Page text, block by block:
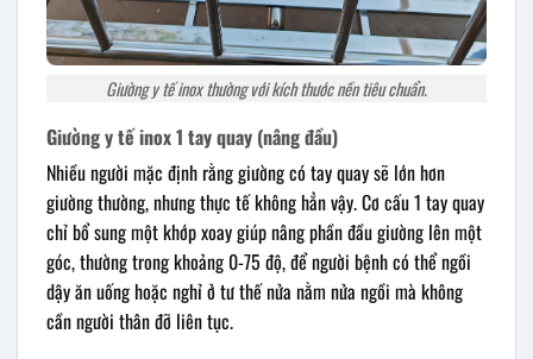
Giường y tế inox thường với kích thước nền tiêu chuẩn.
Giường y tế inox 1 tay quay (nâng đầu)
Nhiều người mặc định rằng giường có tay quay sẽ lớn hơn
giường thường, nhưng thực tế không hẳn vậy. Cơ cấu 1 tay quay
chỉ bổ sung một khớp xoay giúp nâng phần đầu giường lên một
góc, thường trong khoảng 0-75 độ, để người bệnh có thể ngồi
dậy ăn uống hoặc nghỉ ở tư thế nửa nằm nửa ngồi mà không
cần người thân đỡ liên tục.